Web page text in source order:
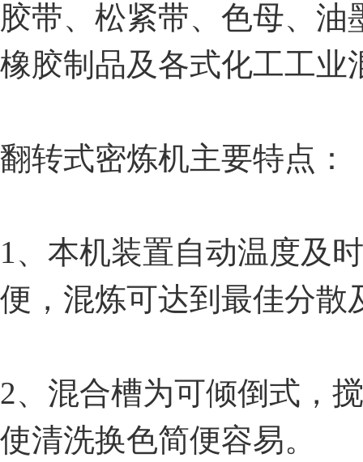
胶带、松紧带、色母、
橡胶制品及各式化工工业
翻转式密炼机主要特点：
1、本机装置自动温度及
便，混炼可达到最佳分散
2、混合槽为可倾倒式，
使清洗换色简便容易。